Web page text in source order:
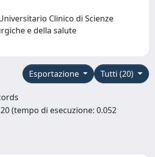
Clinico di Scienze
e della salute
Tutti (20)
Esportazione
(tempo di esecuzione: 0.052